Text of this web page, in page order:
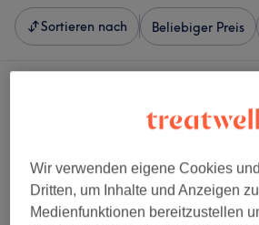
Sortieren nach Beliebiger Preis
Wir verwenden eigene Cookies
Dritten, um Inhalte und Anzeigen
Medienfunktionen bereitzustellen